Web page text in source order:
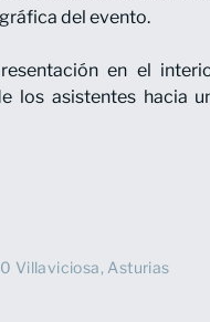
del evento.
en el
los asistentes hacia
Villaviciosa, Asturias